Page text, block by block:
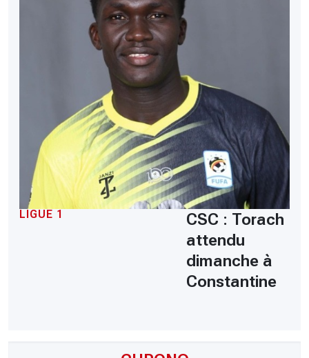
LIGUE 1
CSC : Torach
attendu
dimanche à
Constantine